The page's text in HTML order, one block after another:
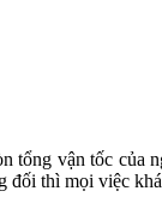
tổng vận tốc của
đối thì mọi việc